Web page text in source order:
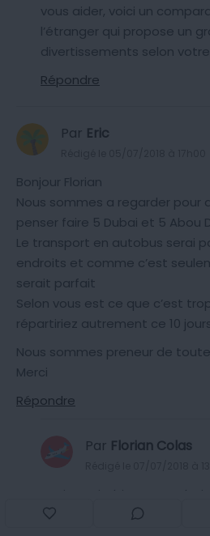
vous aider, voici un
l’étranger qui propose un
divertissements selon
Répondre
Par Eric
Bonjour Florian
Nous sommes a regarder pour
penser faire 5 Dubai et 5 Abou
Le transport en autobus serai
endroits et comme c’est
serait parfait
Selon vous est ce que c’est
répartiriez autrement ce 10
Nous sommes preneur de
Merci
Répondre
Par Florian Colas
Bonjour Eric, bien que
des destinations célèbres,